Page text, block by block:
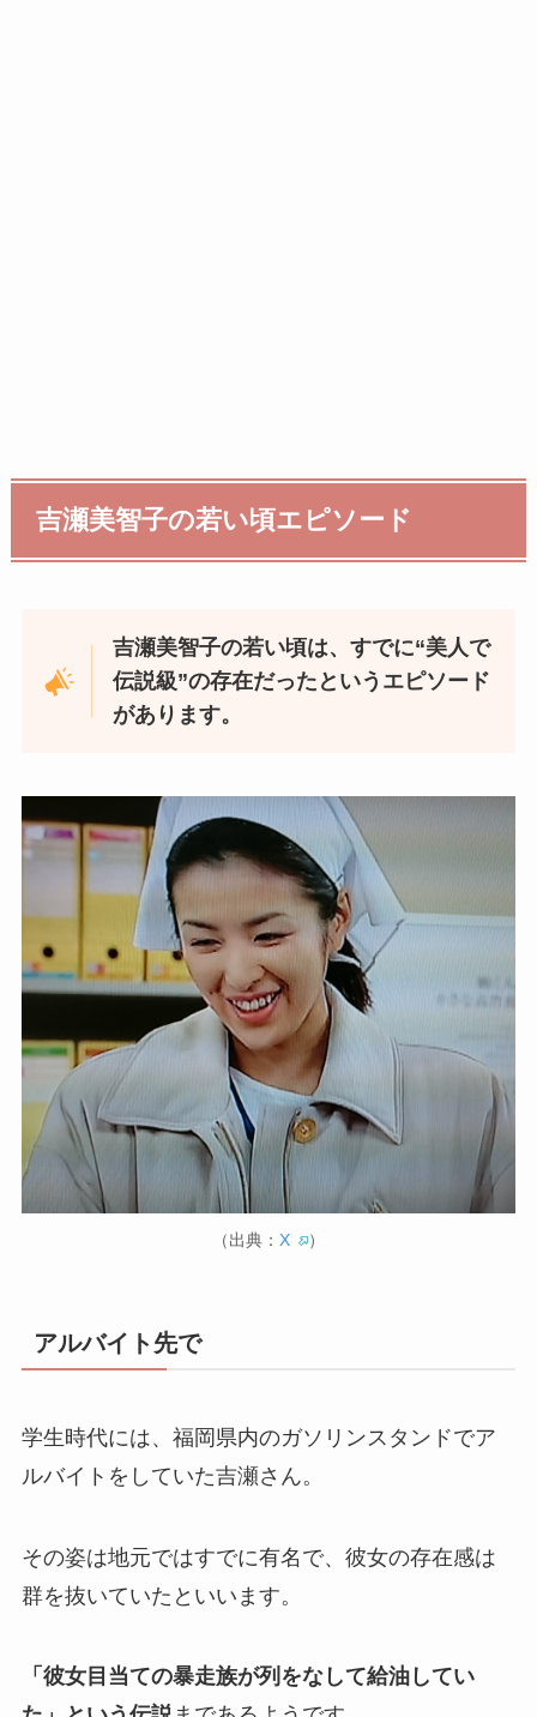
吉瀬美智子の若い頃エピソード
吉瀬美智子の若い頃は、すでに“美人で
伝説級”の存在だったというエピソード
があります。
（出典：X ）
アルバイト先で
学生時代には、福岡県内のガソリンスタンドでア
ルバイトをしていた吉瀬さん。
その姿は地元ではすでに有名で、彼女の存在感は
群を抜いていたといいます。
「彼女目当ての暴走族が列をなして給油してい